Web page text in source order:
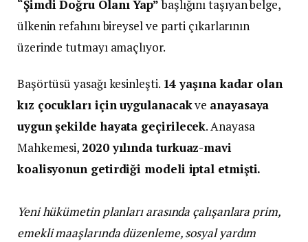
“Şimdi Doğru Olanı Yap”başlığını taşıyan belge,
ülkenin refahını bireysel ve parti çıkarlarının
üzerinde tutmayı amaçlıyor.
Başörtüsü yasağı kesinleşti. 14 yaşına kadar olan
kız çocukları için uygulanacakve anayasaya
uygun şekilde hayata geçirilecek. Anayasa
Mahkemesi, 2020 yılında turkuaz-mavi
koalisyonun getirdiği modeli iptal etmişti.
Yeni hükümetin planları arasında çalışanlara prim,
emekli maaşlarında düzenleme, sosyal yardım